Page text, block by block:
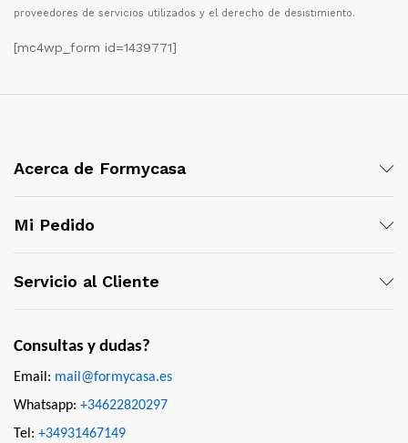
proveedores de servicios utilizados y el derecho de desistimiento.
[mc4wp_form id=1439771]
Acerca de Formycasa
Mi Pedido
Servicio al Cliente
Consultas y dudas?
Email: mail@formycasa.es
Whatsapp: +34622820297
Tel: +34931467149